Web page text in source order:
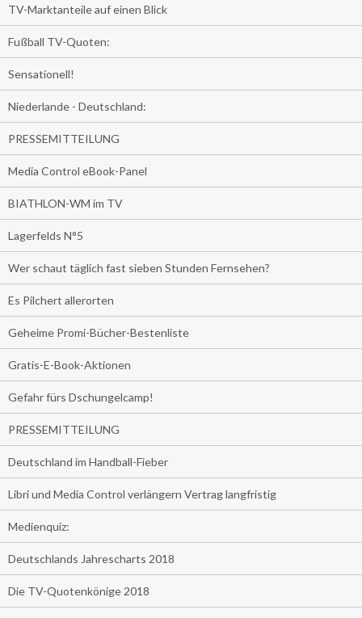
TV-Marktanteile auf einen Blick
Fußball TV-Quoten:
Sensationell!
Niederlande - Deutschland:
PRESSEMITTEILUNG
Media Control eBook-Panel
BIATHLON-WM im TV
Lagerfelds N°5
Wer schaut täglich fast sieben Stunden Fernsehen?
Es Pilchert allerorten
Geheime Promi-Bücher-Bestenliste
Gratis-E-Book-Aktionen
Gefahr fürs Dschungelcamp!
PRESSEMITTEILUNG
Deutschland im Handball-Fieber
Libri und Media Control verlängern Vertrag langfristig
Medienquiz:
Deutschlands Jahrescharts 2018
Die TV-Quotenkönige 2018